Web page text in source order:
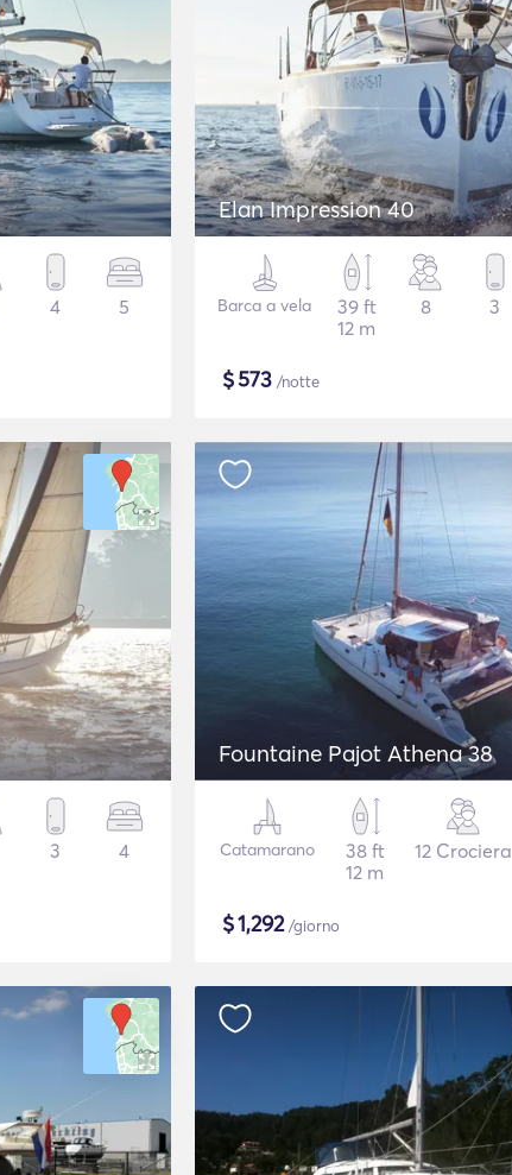
4 5
Elan Impression 40
Barca a vela
39 ft
12 m
8 3
$573 /notte
3 4
Fountaine Pajot Athena 38
Catamarano
38 ft
12 m
12 Crociera
$1,292/giorno